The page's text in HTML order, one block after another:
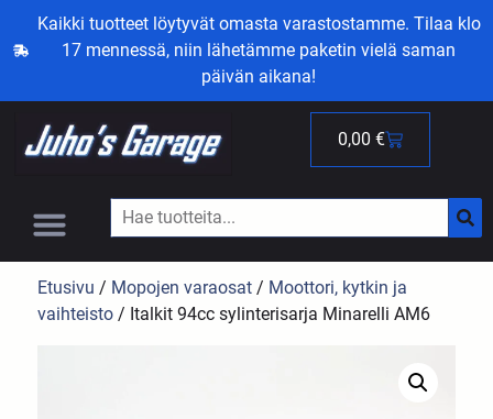
Kaikki tuotteet löytyvät omasta varastostamme. Tilaa klo
17 mennessä, niin lähetämme paketin vielä saman
päivän aikana!
0,00 €
Etusivu / Mopojen varaosat / Moottori, kytkin ja
vaihteisto / Italkit 94cc sylinterisarja Minarelli AM6